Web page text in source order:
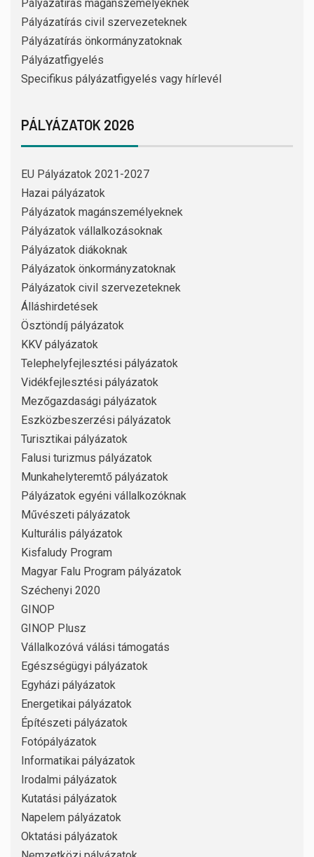
Pályázatírás magánszemélyeknek
Pályázatírás civil szervezeteknek
Pályázatírás önkormányzatoknak
Pályázatfigyelés
Specifikus pályázatfigyelés vagy hírlevél
PÁLYÁZATOK 2026
EU Pályázatok 2021-2027
Hazai pályázatok
Pályázatok magánszemélyeknek
Pályázatok vállalkozásoknak
Pályázatok diákoknak
Pályázatok önkormányzatoknak
Pályázatok civil szervezeteknek
Álláshirdetések
Ösztöndíj pályázatok
KKV pályázatok
Telephelyfejlesztési pályázatok
Vidékfejlesztési pályázatok
Mezőgazdasági pályázatok
Eszközbeszerzési pályázatok
Turisztikai pályázatok
Falusi turizmus pályázatok
Munkahelyteremtő pályázatok
Pályázatok egyéni vállalkozóknak
Művészeti pályázatok
Kulturális pályázatok
Kisfaludy Program
Magyar Falu Program pályázatok
Széchenyi 2020
GINOP
GINOP Plusz
Vállalkozóvá válási támogatás
Egészségügyi pályázatok
Egyházi pályázatok
Energetikai pályázatok
Építészeti pályázatok
Fotópályázatok
Informatikai pályázatok
Irodalmi pályázatok
Kutatási pályázatok
Napelem pályázatok
Oktatási pályázatok